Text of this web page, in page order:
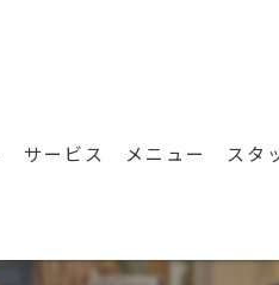
サービス メニュー スタ